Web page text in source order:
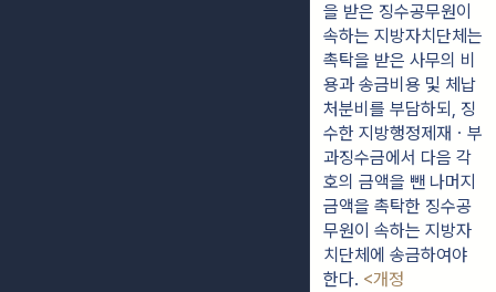
을 받은 징수공무원이
속하는 지방자치단체는
촉탁을 받은 사무의 비
용과 송금비용 및 체납
처분비를 부담하되, 징
수한 지방행정제재ㆍ부
과징수금에서 다음 각
호의 금액을 뺀 나머지
금액을 촉탁한 징수공
무원이 속하는 지방자
치단체에 송금하여야
한다. <개정